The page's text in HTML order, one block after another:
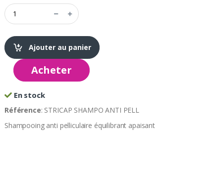
Ajouter au panier
Acheter
En stock
Référence: STRICAP SHAMPO ANTI PELL
Shampooing anti pelliculaire équilibrant apaisant